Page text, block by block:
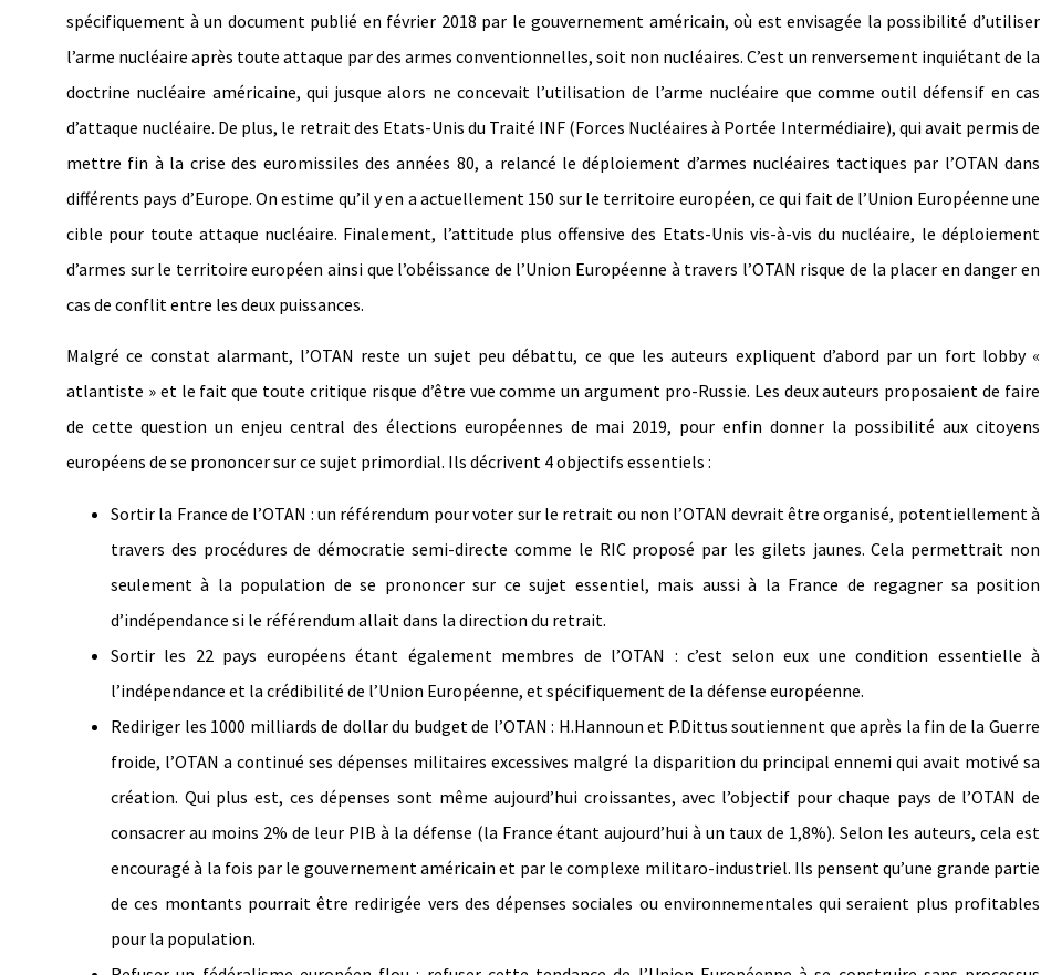
spécifiquement à un document publié en février 2018 par le gouvernement américain, où est envisagée la possibilité d’utiliser
l’arme nucléaire après toute attaque par des armes conventionnelles, soit non nucléaires. C’est un renversement inquiétant de la
doctrine nucléaire américaine, qui jusque alors ne concevait l’utilisation de l’arme nucléaire que comme outil défensif en cas
d’attaque nucléaire. De plus, le retrait des Etats-Unis du Traité INF (Forces Nucléaires à Portée Intermédiaire), qui avait permis de
mettre fin à la crise des euromissiles des années 80, a relancé le déploiement d’armes nucléaires tactiques par l’OTAN dans
différents pays d’Europe. On estime qu’il y en a actuellement 150 sur le territoire européen, ce qui fait de l’Union Européenne une
cible pour toute attaque nucléaire. Finalement, l’attitude plus offensive des Etats-Unis vis-à-vis du nucléaire, le déploiement
d’armes sur le territoire européen ainsi que l’obéissance de l’Union Européenne à travers l’OTAN risque de la placer en danger en
cas de conflit entre les deux puissances.
Malgré ce constat alarmant, l’OTAN reste un sujet peu débattu, ce que les auteurs expliquent d’abord par un fort lobby «
atlantiste » et le fait que toute critique risque d’être vue comme un argument pro-Russie. Les deux auteurs proposaient de faire
de cette question un enjeu central des élections européennes de mai 2019, pour enfin donner la possibilité aux citoyens
européens de se prononcer sur ce sujet primordial. Ils décrivent 4 objectifs essentiels :
Sortir la France de l’OTAN : un référendum pour voter sur le retrait ou non l’OTAN devrait être organisé, potentiellement à
travers des procédures de démocratie semi-directe comme le RIC proposé par les gilets jaunes. Cela permettrait non
seulement à la population de se prononcer sur ce sujet essentiel, mais aussi à la France de regagner sa position
d’indépendance si le référendum allait dans la direction du retrait.
Sortir les 22 pays européens étant également membres de l’OTAN : c’est selon eux une condition essentielle à
l’indépendance et la crédibilité de l’Union Européenne, et spécifiquement de la défense européenne.
Rediriger les 1000 milliards de dollar du budget de l’OTAN : H.Hannoun et P.Dittus soutiennent que après la fin de la Guerre
froide, l’OTAN a continué ses dépenses militaires excessives malgré la disparition du principal ennemi qui avait motivé sa
création. Qui plus est, ces dépenses sont même aujourd’hui croissantes, avec l’objectif pour chaque pays de l’OTAN de
consacrer au moins 2% de leur PIB à la défense (la France étant aujourd’hui à un taux de 1,8%). Selon les auteurs, cela est
encouragé à la fois par le gouvernement américain et par le complexe militaro-industriel. Ils pensent qu’une grande partie
de ces montants pourrait être redirigée vers des dépenses sociales ou environnementales qui seraient plus profitables
pour la population.